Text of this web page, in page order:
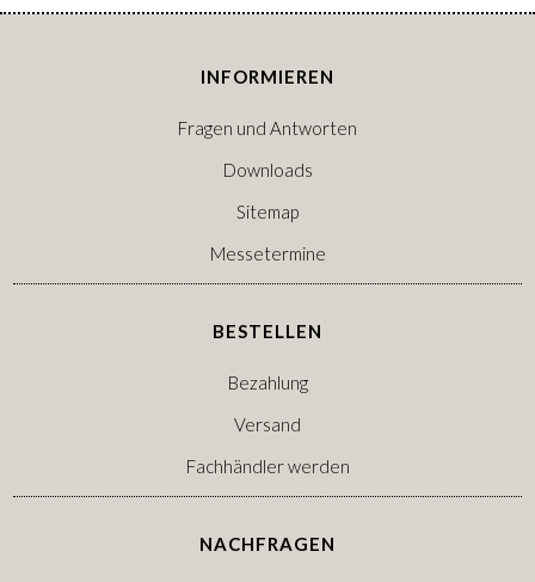
INFORMIEREN
Fragen und Antworten
Downloads
Sitemap
Messetermine
BESTELLEN
Bezahlung
Versand
Fachhändler werden
NACHFRAGEN